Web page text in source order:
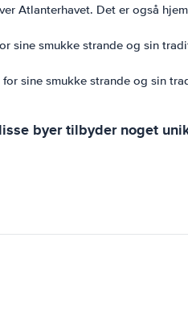
Atlanterhavet. Det er også
sine smukke strande og sin
sine smukke strande og sin
byer tilbyder noget